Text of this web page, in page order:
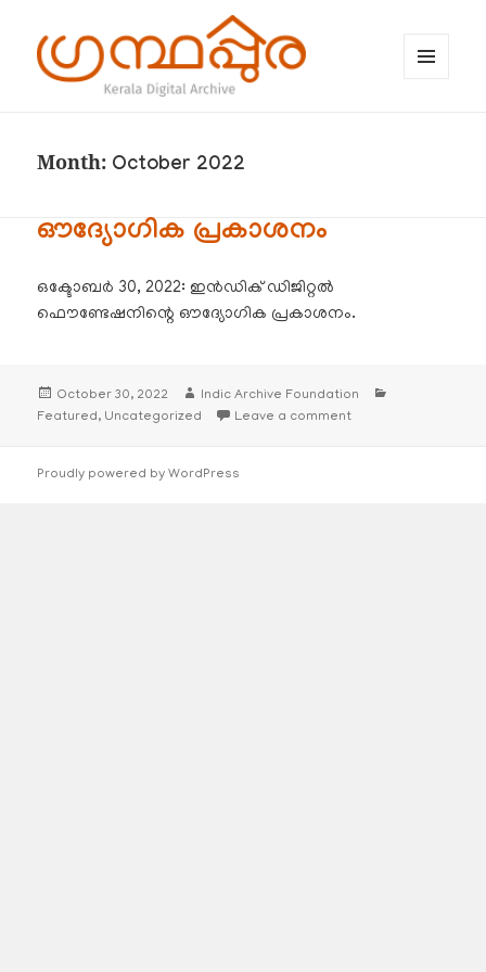
Month: October 2022
ഔദ്യോഗിക പ്രകാശനം
ഒക്ടോബർ 30, 2022: ഇൻഡിക് ഡിജിറ്റൽ
ഫൌണ്ടേഷനിന്റെ ഔദ്യോഗിക പ്രകാശനം.
Posted
on
October 30, 2022 Author
Indic Archive Foundation
Featured, Uncategorized Leave a commenton ഔദ്യോഗിക
Proudly powered by WordPress